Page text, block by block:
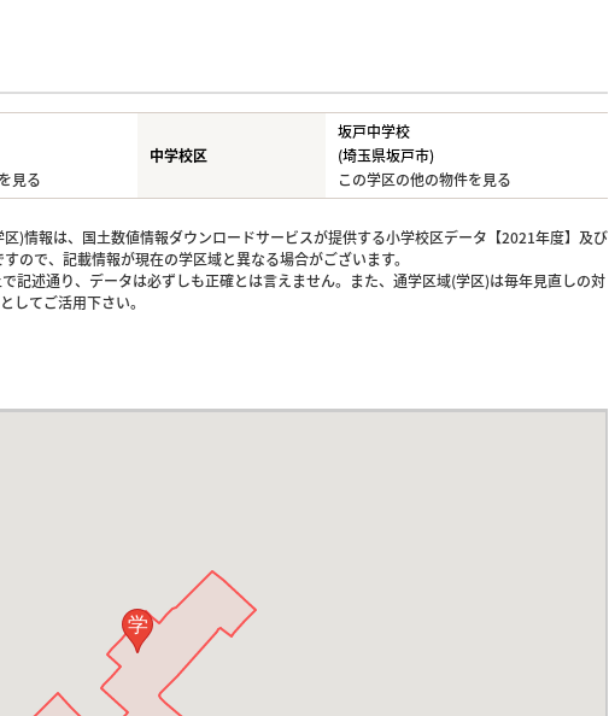
見る
中学校区
坂戸中学校
(埼玉県坂戸市)
この学区の他の物件を見る
)情報は、国土数値情報ダウンロードサービスが提供する小学校区データ【2021年度】及び
ので、記載情報が現在の学区域と異なる場合がございます。
記述通り、データは必ずしも正確とは言えません。また、通学区域(学区)は毎年見直しの対
してご活用下さい。
学